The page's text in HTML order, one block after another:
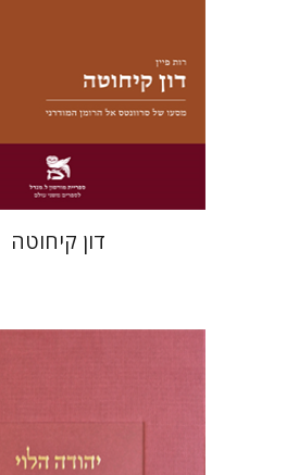
הנחת אתר ספר מודפס
$31
$28
דון קיחוטה